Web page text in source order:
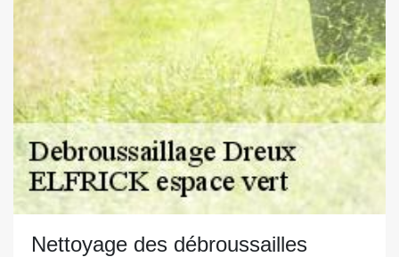
Nettoyage des débroussailles